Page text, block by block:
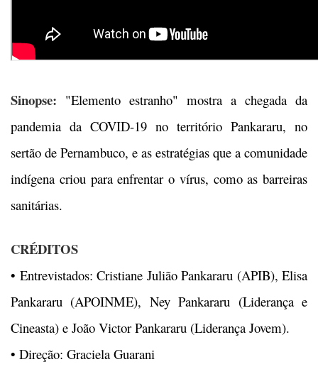
Sinopse: "Elemento estranho" mostra a chegada da
pandemia da COVID-19 no território Pankararu, no
sertão de Pernambuco, e as estratégias que a comunidade
indígena criou para enfrentar o vírus, como as barreiras
sanitárias.
CRÉDITOS
• Entrevistados: Cristiane Julião Pankararu (APIB), Elisa
Pankararu (APOINME), Ney Pankararu (Liderança e
Cineasta) e João Victor Pankararu (Liderança Jovem).
• Direção: Graciela Guarani